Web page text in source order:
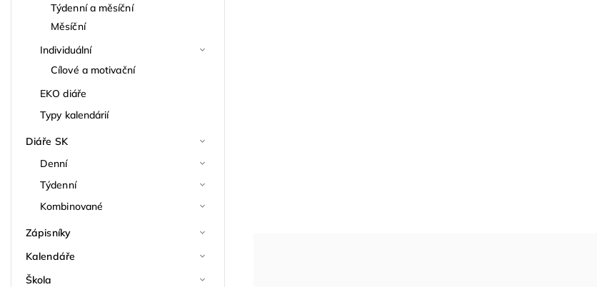
Týdenní a měsíční
Měsíční
Individuální
Cílové a motivační
EKO diáře
Typy kalendárií
Diáře SK
Denní
Týdenní
Kombinované
Zápisníky
Kalendáře
Škola